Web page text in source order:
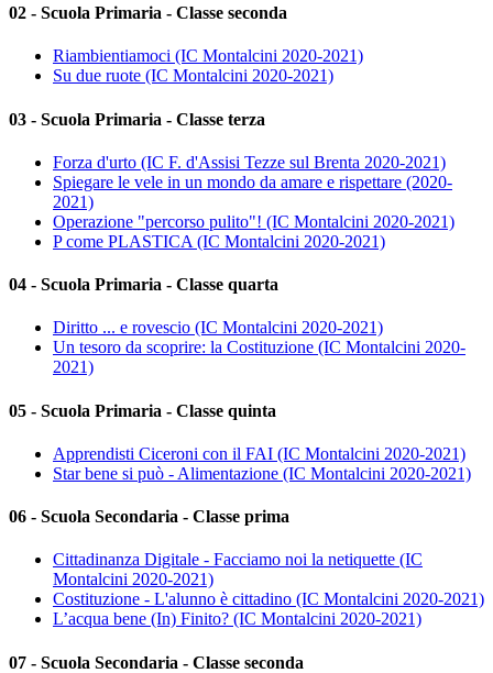
02 - Scuola Primaria - Classe seconda
Riambientiamoci (IC Montalcini 2020-2021)
Su due ruote (IC Montalcini 2020-2021)
03 - Scuola Primaria - Classe terza
Forza d'urto (IC F. d'Assisi Tezze sul Brenta 2020-2021)
Spiegare le vele in un mondo da amare e rispettare (2020-
2021)
Operazione "percorso pulito"! (IC Montalcini 2020-2021)
P come PLASTICA (IC Montalcini 2020-2021)
04 - Scuola Primaria - Classe quarta
Diritto ... e rovescio (IC Montalcini 2020-2021)
Un tesoro da scoprire: la Costituzione (IC Montalcini 2020-
2021)
05 - Scuola Primaria - Classe quinta
Apprendisti Ciceroni con il FAI (IC Montalcini 2020-2021)
Star bene si può - Alimentazione (IC Montalcini 2020-2021)
06 - Scuola Secondaria - Classe prima
Cittadinanza Digitale - Facciamo noi la netiquette (IC
Montalcini 2020-2021)
Costituzione - L'alunno è cittadino (IC Montalcini 2020-2021)
L’acqua bene (In) Finito? (IC Montalcini 2020-2021)
07 - Scuola Secondaria - Classe seconda